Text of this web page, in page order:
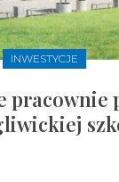
INWESTYCJE
pracownie